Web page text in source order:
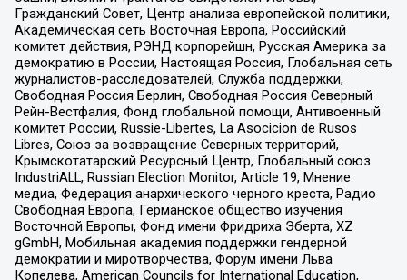
Гражданский Совет, Центр анализа европейской политики,
Академическая сеть Восточная Европа, Российский
комитет действия, РЭНД корпорейшн, Русская Америка за
демократию в России, Настоящая Россия, Глобальная сеть
журналистов-расследователей, Служба поддержки,
Свободная Россия Берлин, Свободная Россия Северный
Рейн-Вестфалия, Фонд глобальной помощи, Антивоенный
комитет России, Russie-Libertes, La Asocicion de Rusos
Libres, Союз за возвращение Северных территорий,
Крымскотатарский Ресурсный Центр, Глобальный союз
IndustriALL, Russian Election Monitor, Article 19, Мнение
медиа, Федерация анархического черного креста, Радио
Свободная Европа, Германское общество изучения
Восточной Европы, Фонд имени Фридриха Эберта, XZ
gGmbH, Мобильная академия поддержки гендерной
демократии и миротворчества, Форум имени Льва
Копелева, American Councils for International Education,